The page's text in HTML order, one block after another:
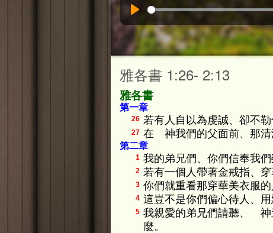
雅各書 1:26- 2:13
雅各書
第一章
26 若有人自以為虔誠、卻不
27 在 神我們的父面前、那清
第二章
1 我的弟兄們、你們信奉我
2 若有一個人帶著金戒指、
3 你們就重看那穿華美衣服
4 這豈不是你們偏心待人、用
5 我親愛的弟兄們請聽、 神
麼。